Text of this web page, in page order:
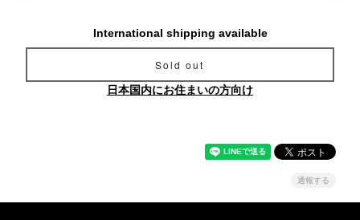
International shipping available
Sold out
日本国内にお住まいの方向け
通報する